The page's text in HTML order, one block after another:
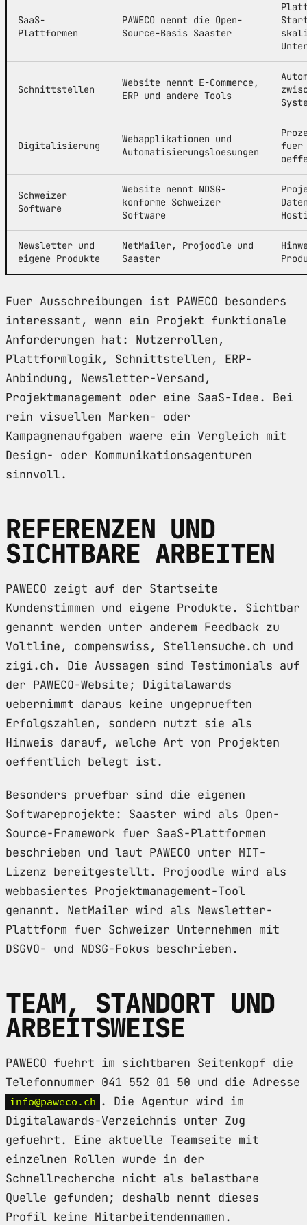
SaaS-
Plattformen
PAWECO nennt die Open-
Source-Basis Saaster
Schnittstellen
Website nennt E-Commerce,
ERP und andere Tools
Digitalisierung
Webapplikationen und
Automatisierungsloesungen
fuer
Schweizer
Software
Website nennt NDSG-
konforme Schweizer
Software
Newsletter und
eigene Produkte
NetMailer, Projoodle und
Saaster
Fuer Ausschreibungen ist PAWECO besonders
interessant, wenn ein Projekt funktionale
Anforderungen hat: Nutzerrollen,
Plattformlogik, Schnittstellen, ERP-
Anbindung, Newsletter-Versand,
Projektmanagement oder eine SaaS-Idee. Bei
rein visuellen Marken- oder
Kampagnenaufgaben waere ein Vergleich mit
Design- oder Kommunikationsagenturen
sinnvoll.
REFERENZEN UND
SICHTBARE ARBEITEN
PAWECO zeigt auf der Startseite
Kundenstimmen und eigene Produkte. Sichtbar
genannt werden unter anderem Feedback zu
Voltline, compenswiss, Stellensuche.ch und
zigi.ch. Die Aussagen sind Testimonials auf
der PAWECO-Website; Digitalawards
uebernimmt daraus keine ungeprueften
Erfolgszahlen, sondern nutzt sie als
Hinweis darauf, welche Art von Projekten
oeffentlich belegt ist.
Besonders pruefbar sind die eigenen
Softwareprojekte: Saaster wird als Open-
Source-Framework fuer SaaS-Plattformen
beschrieben und laut PAWECO unter MIT-
Lizenz bereitgestellt. Projoodle wird als
webbasiertes Projektmanagement-Tool
genannt. NetMailer wird als Newsletter-
Plattform fuer Schweizer Unternehmen mit
DSGVO- und NDSG-Fokus beschrieben.
TEAM, STANDORT UND
ARBEITSWEISE
PAWECO fuehrt im sichtbaren Seitenkopf die
Telefonnummer 041 552 01 50 und die Adresse
info@paweco.ch . Die Agentur wird im
Digitalawards-Verzeichnis unter Zug
gefuehrt. Eine aktuelle Teamseite mit
einzelnen Rollen wurde in der
Schnellrecherche nicht als belastbare
Quelle gefunden; deshalb nennt dieses
Profil keine Mitarbeitendennamen.